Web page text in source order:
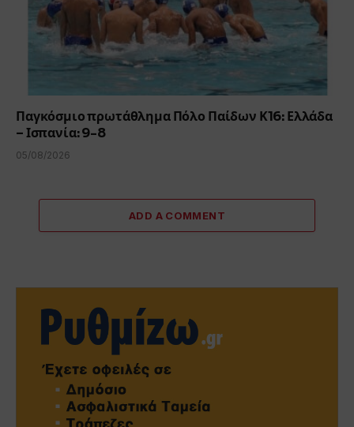
Παγκόσμιο πρωτάθλημα Πόλο Παίδων Κ16: Ελλάδα
– Ισπανία: 9-8
05/08/2026
ADD A COMMENT